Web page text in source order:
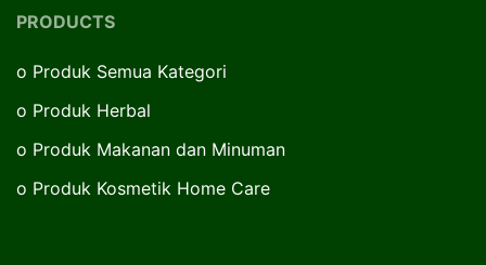
PRODUCTS
o Produk Semua Kategori
o Produk Herbal
o Produk Makanan dan Minuman
o Produk Kosmetik Home Care